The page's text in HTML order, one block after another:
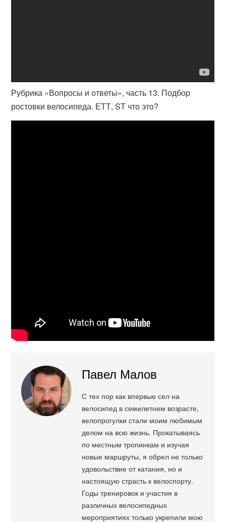
Рубрика «Вопросы и ответы», часть 13. Подбор
ростовки велосипеда. ЕТТ, ST что это?
Павел Малов
С тех пор как впервые сел на
велосипед в семилетнем возрасте,
велопрогулки стали моим любимым
делом на всю жизнь. Прокатываясь
по местным тропинкам и изучая
новые маршруты, я обрел не только
удовольствие от катания, но и
настоящую страсть к велоспорту.
Годы тренировок и участия в
различных велосипедных
мероприятиях только укрепили мою